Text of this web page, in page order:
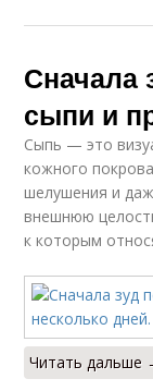
Сначала
сыпи и
Сыпь — это
кожного
шелушения и
внешнюю
к которым
Читать дальше